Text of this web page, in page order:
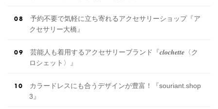
予約不要で気軽に立ち寄れるアクセサリーショップ『ア
クセサリー大橋』
芸能人も着用するアクセサリーブランド『𝒄𝒍𝒐𝒄𝒉𝒆𝒕𝒕𝒆〈ク
ロシェット〉』
カラードレスにも合うデザインが豊富！『souriant.shop
3』